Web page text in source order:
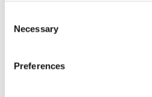
Selection
Necessary
Preferences